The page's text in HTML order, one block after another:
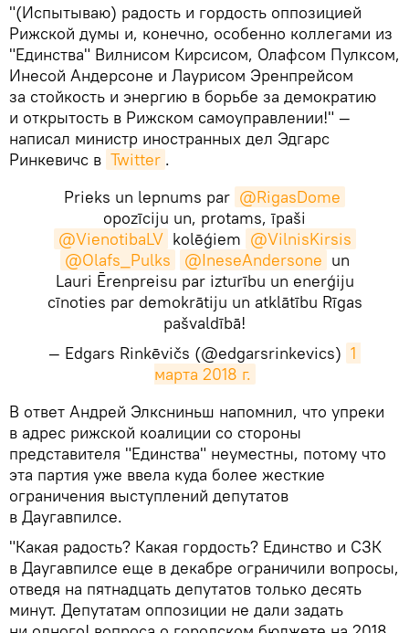
"(Испытываю) радость и гордость оппозицией
Рижской думы и, конечно, особенно коллегами из
"Единства" Вилнисом Кирсисом, Олафсом Пулксом,
Инесой Андерсоне и Лаурисом Эренпрейсом
за стойкость и энергию в борьбе за демократию
и открытость в Рижском самоуправлении!" —
написал министр иностранных дел Эдгарс
Ринкевичс в Twitter .
Prieks un lepnums par @RigasDome
opozīciju un, protams, īpaši
@VienotibaLV kolēģiem @VilnisKirsis
@Olafs_Pulks
@IneseAndersone un
Lauri Ērenpreisu par izturību un enerģiju
cīnoties par demokrātiju un atklātību Rīgas
pašvaldībā!
— Edgars Rinkēvičs (@edgarsrinkevics) 1
марта 2018 г.
​В ответ Андрей Элксниньш напомнил, что упреки
в адрес рижской коалиции со стороны
представителя "Единства" неуместны, потому что
эта партия уже ввела куда более жесткие
ограничения выступлений депутатов
в Даугавпилсе.
"Какая радость? Какая гордость? Единство и СЗК
в Даугавпилсе еще в декабре ограничили вопросы,
отведя на пятнадцать депутатов только десять
минут. Депутатам оппозиции не дали задать